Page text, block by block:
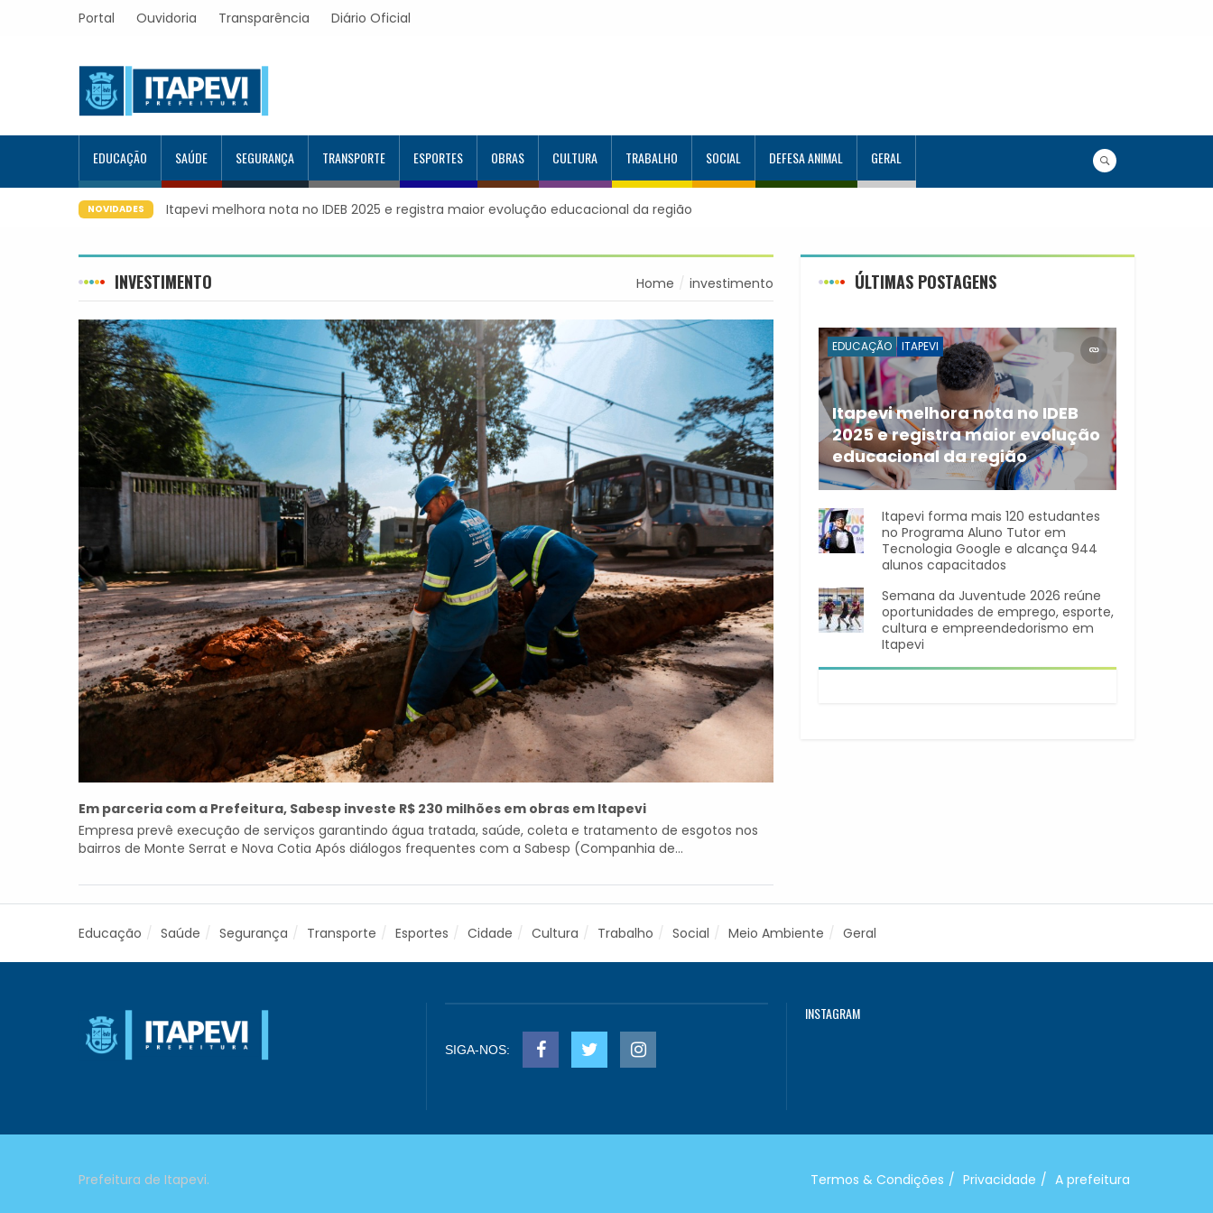
Portal Ouvidoria Transparência Diário Oficial
EDUCAÇÃO SAÚDE SEGURANÇA TRANSPORTE ESPORTES OBRAS CULTURA TRABALHO SOCIAL DEFESA ANIMAL GERAL
NOVIDADES Itapevi melhora nota no IDEB 2025 e registra maior evolução educacional da região
INVESTIMENTO Home investimento
Em parceria com a Prefeitura, Sabesp investe R$ 230 milhões em obras em Itapevi
Empresa prevê execução de serviços garantindo água tratada, saúde, coleta e tratamento de esgotos nos
bairros de Monte Serrat e Nova Cotia Após diálogos frequentes com a Sabesp (Companhia de...
ÚLTIMAS POSTAGENS
EDUCAÇÃO ITAPEVI
Itapevi melhora nota no IDEB
2025 e registra maior evolução
educacional da região
A rede municipal de ensino
Itapevi forma mais 120 estudantes
no Programa Aluno Tutor em
Tecnologia Google e alcança 944
alunos capacitados
Semana da Juventude 2026 reúne
oportunidades de emprego, esporte,
cultura e empreendedorismo em
Itapevi
Educação Saúde Segurança Transporte Esportes Cidade Cultura Trabalho Social Meio Ambiente Geral
SIGA-NOS:
INSTAGRAM
Prefeitura de Itapevi. Termos & Condições Privacidade A prefeitura